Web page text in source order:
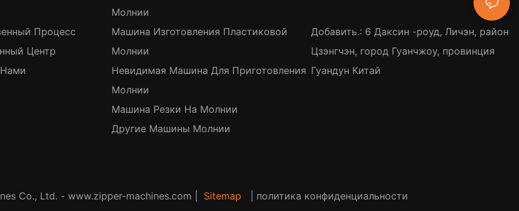
Процесс
Центр
Молнии
Машина Изготовления Пластиковой
Молнии
Невидимая Машина Для Приготовления
Молнии
Машина Резки На Молнии
Другие Машины Молнии
Добавить.: 6 Даксин -роуд, Личэн, район
Цзэнгчэн, город Гуанчжоу, провинция
Гуандун Китай
Co., Ltd. - www.zipper-machines.com | Sitemap политика конфиденциальности